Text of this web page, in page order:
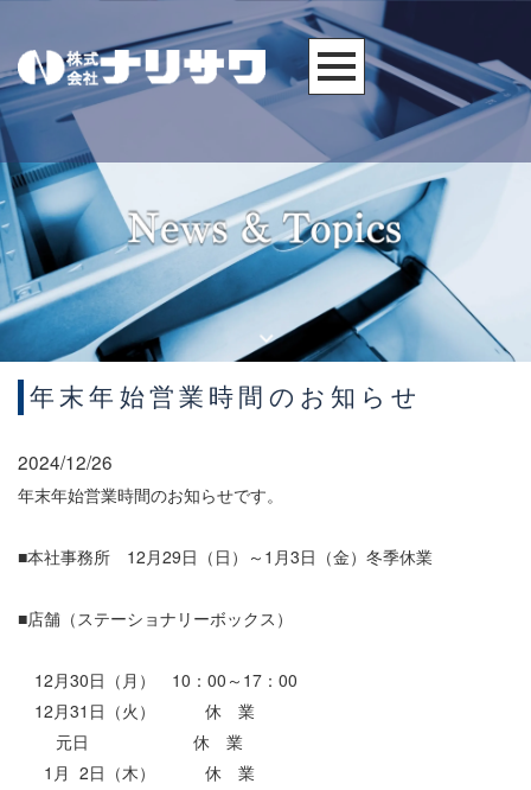
年末年始営業時間のお知らせ
2024/12/26
年末年始営業時間のお知らせです。
■本社事務所 12月29日（日）～1月3日（金）冬季休業
■店舗（ステーショナリーボックス）
12月30日（月） 10：00～17：00
12月31日（火） 休 業
元日 休 業
1月 2日（木） 休 業